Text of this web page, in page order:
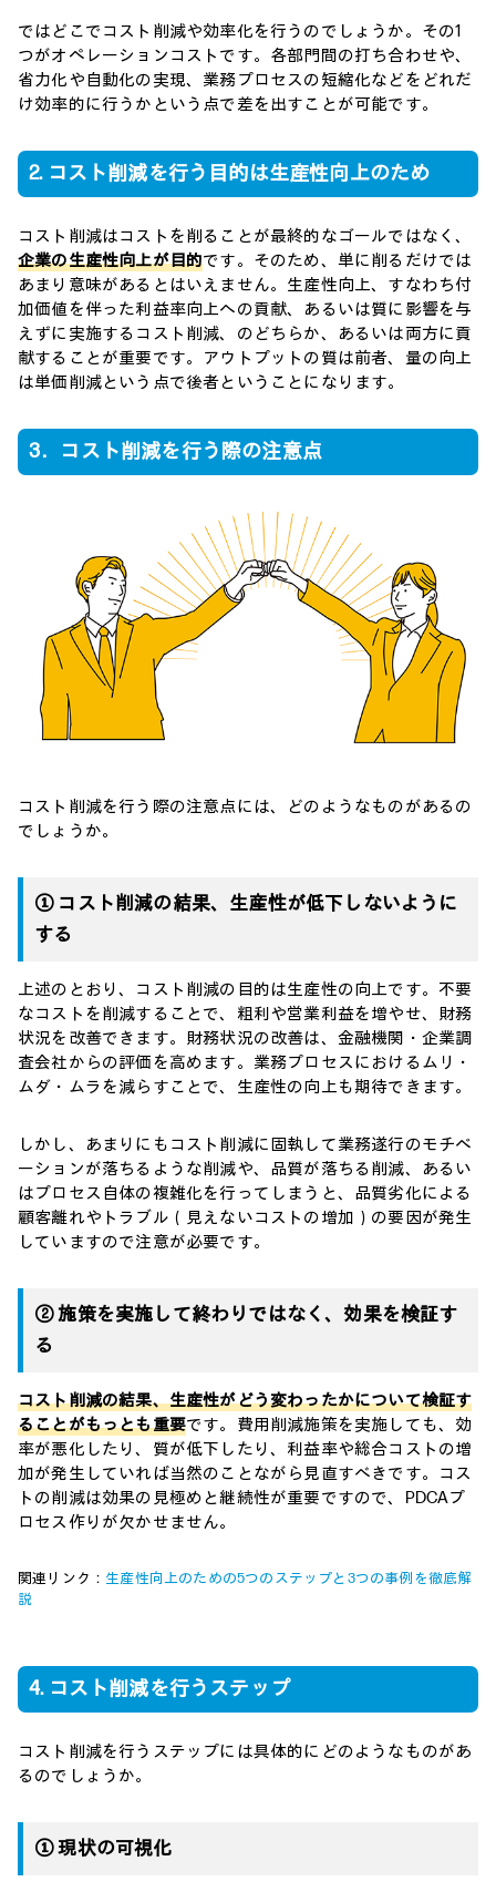
ではどこでコスト削減や効率化を行うのでしょうか。その1
つがオペレーションコストです。各部門間の打ち合わせや、
省力化や自動化の実現、業務プロセスの短縮化などをどれだ
け効率的に行うかという点で差を出すことが可能です。
2. コスト削減を行う目的は生産性向上のため
コスト削減はコストを削ることが最終的なゴールではなく、
企業の生産性向上が目的です。そのため、単に削るだけでは
あまり意味があるとはいえません。生産性向上、すなわち付
加価値を伴った利益率向上への貢献、あるいは質に影響を与
えずに実施するコスト削減、のどちらか、あるいは両方に貢
献することが重要です。アウトプットの質は前者、量の向上
は単価削減という点で後者ということになります。
3．コスト削減を行う際の注意点
コスト削減を行う際の注意点には、どのようなものがあるの
でしょうか。
① コスト削減の結果、生産性が低下しないように
する
上述のとおり、コスト削減の目的は生産性の向上です。不要
なコストを削減することで、粗利や営業利益を増やせ、財務
状況を改善できます。財務状況の改善は、金融機関・企業調
査会社からの評価を高めます。業務プロセスにおけるムリ・
ムダ・ムラを減らすことで、生産性の向上も期待できます。
しかし、あまりにもコスト削減に固執して業務遂行のモチベ
ーションが落ちるような削減や、品質が落ちる削減、あるい
はプロセス自体の複雑化を行ってしまうと、品質劣化による
顧客離れやトラブル（見えないコストの増加）の要因が発生
していますので注意が必要です。
② 施策を実施して終わりではなく、効果を検証す
る
コスト削減の結果、生産性がどう変わったかについて検証す
ることがもっとも重要です。費用削減施策を実施しても、効
率が悪化したり、質が低下したり、利益率や総合コストの増
加が発生していれば当然のことながら見直すべきです。コス
トの削減は効果の見極めと継続性が重要ですので、PDCAプ
ロセス作りが欠かせません。
関連リンク： 生産性向上のための5つのステップと3つの事例を徹底解
説
4. コスト削減を行うステップ
コスト削減を行うステップには具体的にどのようなものがあ
るのでしょうか。
① 現状の可視化